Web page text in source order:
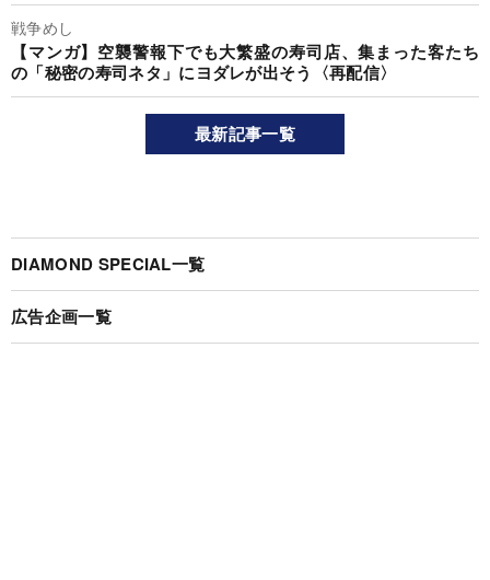
戦争めし
【マンガ】空襲警報下でも大繁盛の寿司店、集まった客たち
の「秘密の寿司ネタ」にヨダレが出そう〈再配信〉
最新記事一覧
DIAMOND SPECIAL一覧
広告企画一覧